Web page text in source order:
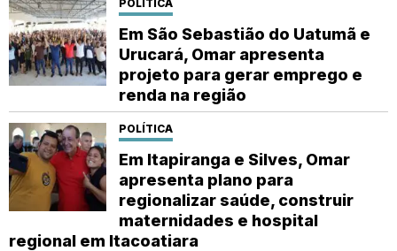
POLÍTICA
Em São Sebastião do Uatumã e
Urucará, Omar apresenta
projeto para gerar emprego e
renda na região
POLÍTICA
Em Itapiranga e Silves, Omar
apresenta plano para
regionalizar saúde, construir
maternidades e hospital
regional em Itacoatiara